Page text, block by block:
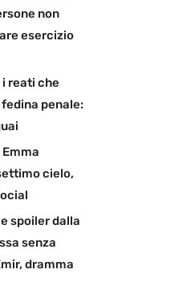
non
esercizio
reati che
penale:
Emma
cielo,
spoiler dalla
senza
dramma